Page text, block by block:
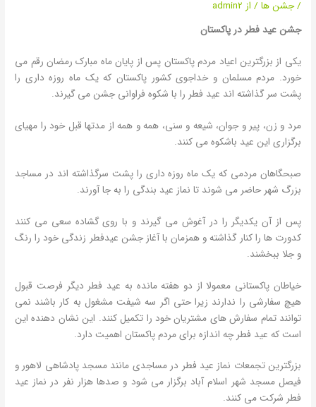
/جشن ها / از admin2
جشن عید فطر در پاکستان
یکی از بزرگترین اعیاد مردم پاکستان پس از پایان ماه مبارک رمضان رقم می
خورد. مردم مسلمان و خداجوی کشور پاکستان که یک ماه روزه داری را
پشت سر گذاشته اند عید فطر را با شکوه فراوانی جشن می گیرند.
مرد و زن، پیر و جوان، شیعه و سنی، همه و همه از مدتها قبل خود را مهیای
برگزاری این عید باشکوه می کنند.
صبحگاهان مردمی که یک ماه روزه داری را پشت سرگذاشته اند در مساجد
بزرگ شهر حاضر می شوند تا نماز عید بندگی را به جا آورند.
پس از آن یکدیگر را در آغوش می گیرند و با روی گشاده سعی می کنند
کدورت ها را کنار گذاشته و همزمان با آغاز جشن عیدفطر زندگی خود را رنگ
و جلا ببخشند.
خیاطان پاکستانی معمولا از دو هفته مانده به عید فطر دیگر فرصت قبول
هیچ سفارشی را ندارند زیرا حتی اگر سه شیفت مشغول به کار باشند نمی
توانند تمام سفارش های مشتریان خود را تکمیل کنند. این نشان دهنده این
است که عید فطر چه اندازه برای مردم پاکستان اهمیت دارد.
بزرگترین تجمعات نماز عید فطر در مساجدی مانند مسجد پادشاهی لاهور و
فیصل مسجد شهر اسلام آباد برگزار می شود و صدها هزار نفر در نماز عید
فطر شرکت می کنند.